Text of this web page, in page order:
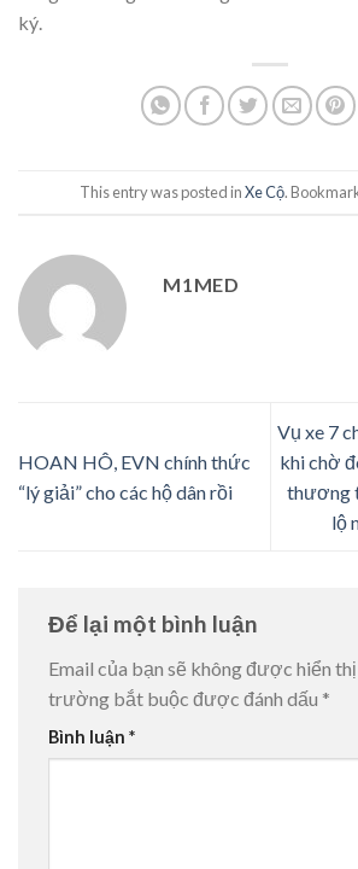
ký.
This entry was posted inXe Cộ.
M1MED
HOAN HÔ, EVN chính thức
“lý giải” cho các hộ dân rồi
Vụ xe 7
khi chờ
thương
lộ
Để lại một bình luận
Email của bạn sẽ không được hiển
trường bắt buộc được đánh dấu *
Bình luận *